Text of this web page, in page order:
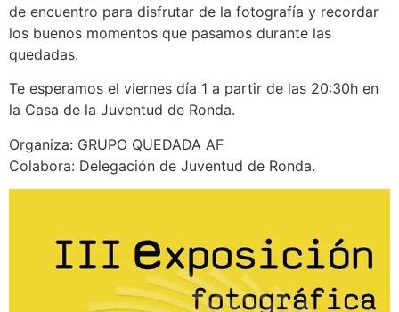
de encuentro para disfrutar de la fotografía y recordar
los buenos momentos que pasamos durante las
quedadas.
Te esperamos el viernes día 1 a partir de las 20:30h en
la Casa de la Juventud de Ronda.
Organiza: GRUPO QUEDADA AF
Colabora: Delegación de Juventud de Ronda.